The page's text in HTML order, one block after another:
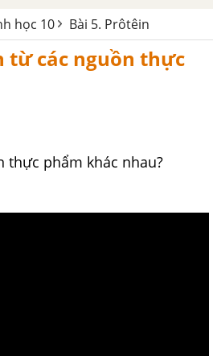
học 10 Bài 5. Prôtêin
từ các nguồn thực
thực phẩm khác nhau?